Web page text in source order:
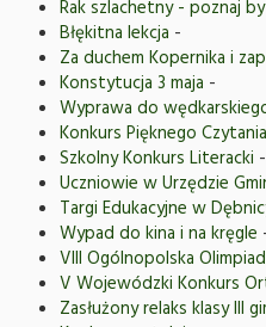
Rak szlachetny - poznaj
Błękitna lekcja -
Za duchem Kopernika i
Konstytucja 3 maja -
Wyprawa do
Konkurs Pięknego Czytania
Szkolny Konkurs Literacki -
Uczniowie w Urzędzie
Targi Edukacyjne w
Wypad do kina i na kręgle
VIII Ogólnopolska
V Wojewódzki Konkurs
Zasłużony relaks klasy III